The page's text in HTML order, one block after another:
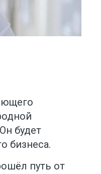
будет
бизнеса.
путь от